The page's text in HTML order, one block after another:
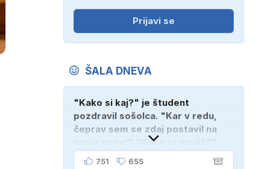
Prijavi se
ŠALA DNEVA
"Kako si kaj?" je študent
pozdravil sošolca. "Kar v redu,
čeprav sem se zdaj postavil na
svoje noge!" "Kako to misliš?"
"Oče mi je vzel avto!"
751 655